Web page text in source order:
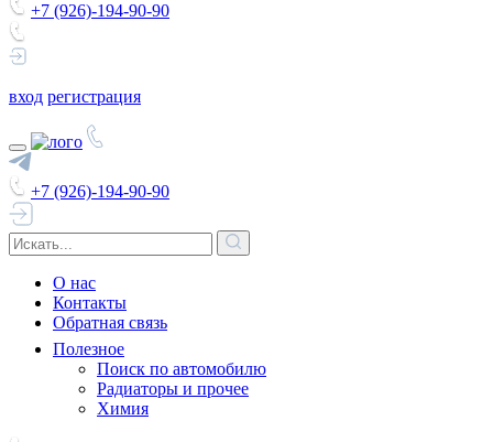
+7 (926)-194-90-90
вход регистрация
+7 (926)-194-90-90
О нас
Контакты
Обратная связь
Полезное
Поиск по автомобилю
Радиаторы и прочее
Химия